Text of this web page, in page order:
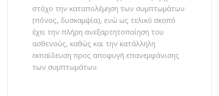
στόχο την καταπολέμηση των συμπτωμάτων
(πόνος, δυσκαμψία), ενώ ως τελικό σκοπό
έχει την πλήρη ανεξαρτητοποίηση του
ασθενούς, καθώς και την κατάλληλη
εκπαίδευση προς αποφυγή επανεμφάνισης
των συμπτωμάτων.